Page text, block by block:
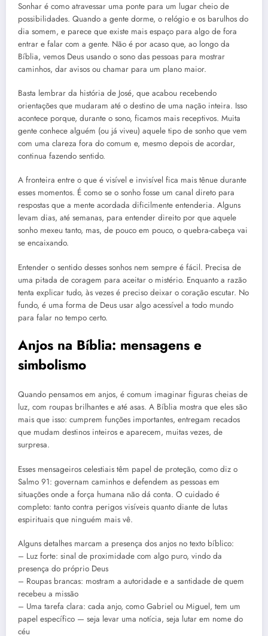
Sonhar é como atravessar uma ponte para um lugar cheio de
possibilidades. Quando a gente dorme, o relógio e os barulhos do
dia somem, e parece que existe mais espaço para algo de fora
entrar e falar com a gente. Não é por acaso que, ao longo da
Bíblia, vemos Deus usando o sono das pessoas para mostrar
caminhos, dar avisos ou chamar para um plano maior.
Basta lembrar da história de José, que acabou recebendo
orientações que mudaram até o destino de uma nação inteira. Isso
acontece porque, durante o sono, ficamos mais receptivos. Muita
gente conhece alguém (ou já viveu) aquele tipo de sonho que vem
com uma clareza fora do comum e, mesmo depois de acordar,
continua fazendo sentido.
A fronteira entre o que é visível e invisível fica mais tênue durante
esses momentos. É como se o sonho fosse um canal direto para
respostas que a mente acordada dificilmente entenderia. Alguns
levam dias, até semanas, para entender direito por que aquele
sonho mexeu tanto, mas, de pouco em pouco, o quebra-cabeça vai
se encaixando.
Entender o sentido desses sonhos nem sempre é fácil. Precisa de
uma pitada de coragem para aceitar o mistério. Enquanto a razão
tenta explicar tudo, às vezes é preciso deixar o coração escutar. No
fundo, é uma forma de Deus usar algo acessível a todo mundo
para falar no tempo certo.
Anjos na Bíblia: mensagens e
simbolismo
Quando pensamos em anjos, é comum imaginar figuras cheias de
luz, com roupas brilhantes e até asas. A Bíblia mostra que eles são
mais que isso: cumprem funções importantes, entregam recados
que mudam destinos inteiros e aparecem, muitas vezes, de
surpresa.
Esses mensageiros celestiais têm papel de proteção, como diz o
Salmo 91: governam caminhos e defendem as pessoas em
situações onde a força humana não dá conta. O cuidado é
completo: tanto contra perigos visíveis quanto diante de lutas
espirituais que ninguém mais vê.
Alguns detalhes marcam a presença dos anjos no texto bíblico:
– Luz forte: sinal de proximidade com algo puro, vindo da
presença do próprio Deus
– Roupas brancas: mostram a autoridade e a santidade de quem
recebeu a missão
– Uma tarefa clara: cada anjo, como Gabriel ou Miguel, tem um
papel específico — seja levar uma notícia, seja lutar em nome do
céu